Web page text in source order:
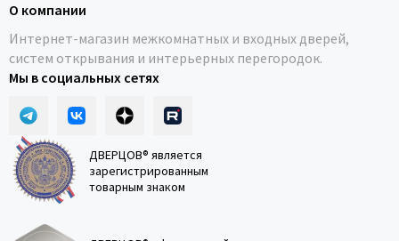
О компании
Интернет-магазин межкомнатных и входных дверей,
систем открывания и интерьерных перегородок.
Мы в социальных сетях
ДВЕРЦОВ® является
зарегистрированным
товарным знаком